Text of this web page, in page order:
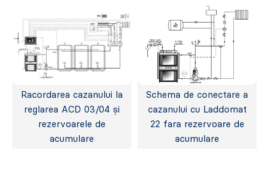
Racordarea cazanului la
reglarea ACD 03/04 și
rezervoarele de
acumulare
Schema de conectare a
cazanului cu Laddomat
22 fara rezervoare de
acumulare